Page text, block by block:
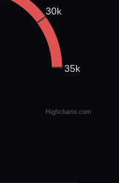
30k
35k
Highcharts.com